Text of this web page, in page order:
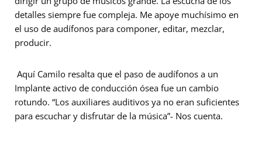
detalles siempre fue compleja. Me apoye muchísimo en
el uso de audífonos para componer, editar, mezclar,
producir.
Aquí Camilo resalta que el paso de audífonos a un
Implante activo de conducción ósea fue un cambio
rotundo. “Los auxiliares auditivos ya no eran suficientes
para escuchar y disfrutar de la música”- Nos cuenta.